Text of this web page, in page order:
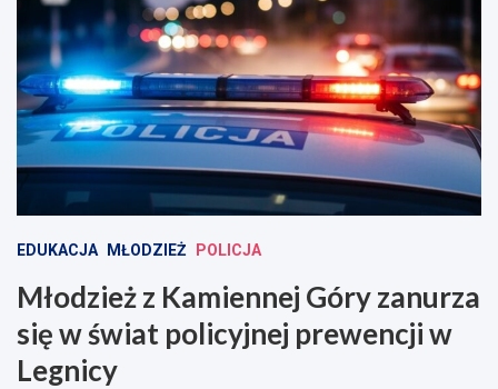
EDUKACJA MŁODZIEŻ POLICJA
Młodzież z Kamiennej Góry zanurza
się w świat policyjnej prewencji w
Legnicy